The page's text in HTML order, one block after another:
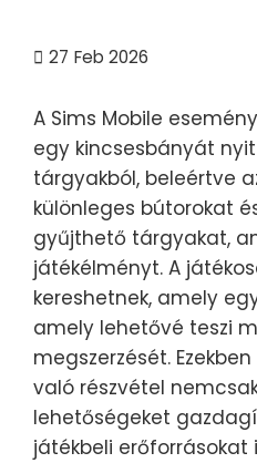
27 Feb 2026
A Sims Mobile
egy kincsesbányát
tárgyakból, beleértve
különleges bútorokat
gyűjthető tárgyakat,
játékélményt. A
kereshetnek, amely
amely lehetővé teszi
megszerzését.
való részvétel
lehetőségeket
játékbeli erőforrásokat